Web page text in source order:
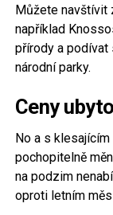
Můžete navštívit
například
přírody a podívat
národní parky.
Ceny
No a s
pochopitelně
na podzim
oproti letním